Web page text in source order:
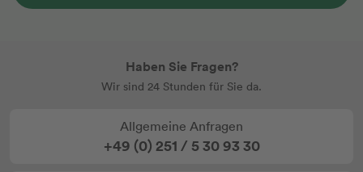
Haben Sie Fragen?
Wir sind 24 Stunden für Sie da.
Allgemeine Anfragen
+49 (0) 251 / 5 30 93 30